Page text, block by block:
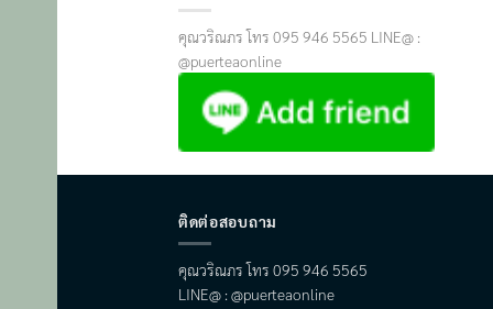
คุณวริณภร โทร 095 946 5565 LINE@ :
@puerteaonline
ติดต่อสอบถาม
คุณวริณภร โทร 095 946 5565
LINE@ : @puerteaonline